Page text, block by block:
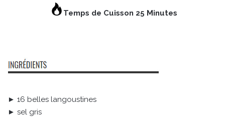
Temps de Cuisson 25 Minutes
► 16 belles langoustines
► sel gris